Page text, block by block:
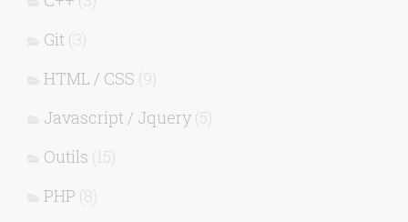
Git (3)
HTML / CSS (9)
Javascript / Jquery (5)
Outils (15)
PHP (8)